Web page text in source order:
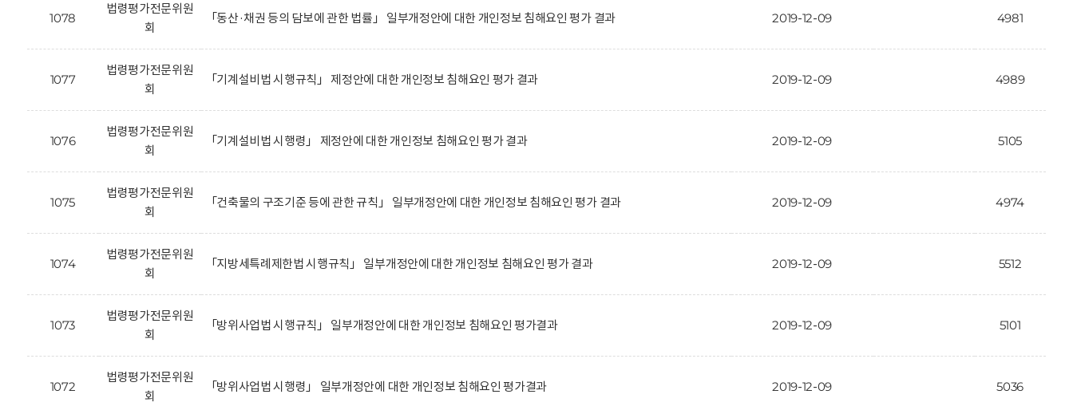
1078
법령평가전문위원
회
「동산·채권 등의 담보에 관한 법률」 일부개정안에 대한 개인정보 침해요인 평가 결과 2019-12-09 4981
1077
법령평가전문위원
회
「기계설비법 시행규칙」 제정안에 대한 개인정보 침해요인 평가 결과 2019-12-09 4989
1076
법령평가전문위원
회
「기계설비법 시행령」 제정안에 대한 개인정보 침해요인 평가 결과 2019-12-09 5105
1075
법령평가전문위원
회
「건축물의 구조기준 등에 관한 규칙」 일부개정안에 대한 개인정보 침해요인 평가 결과 2019-12-09 4974
1074
법령평가전문위원
회
「지방세특례제한법 시행규칙」 일부개정안에 대한 개인정보 침해요인 평가 결과 2019-12-09 5512
1073
법령평가전문위원
회
「방위사업법 시행규칙」 일부개정안에 대한 개인정보 침해요인 평가결과 2019-12-09 5101
1072
법령평가전문위원
회
「방위사업법 시행령」 일부개정안에 대한 개인정보 침해요인 평가결과 2019-12-09 5036